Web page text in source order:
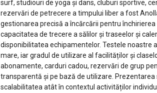
surf, studiouri de yoga și dans, cluburi sportive,
rezervări de petrecere a timpului liber a fost
gestionarea precisă a încărcării pentru
capacitatea de trecere a sălilor și traseelor și
disponibilitatea echipamentelor. Testele noastre
mare, iar gradul de utilizare al facilităților și
abonamente, carduri cadou, rezervări de grup
transparentă și pe bază de utilizare.
scalabilitatea atât în contextul activităților